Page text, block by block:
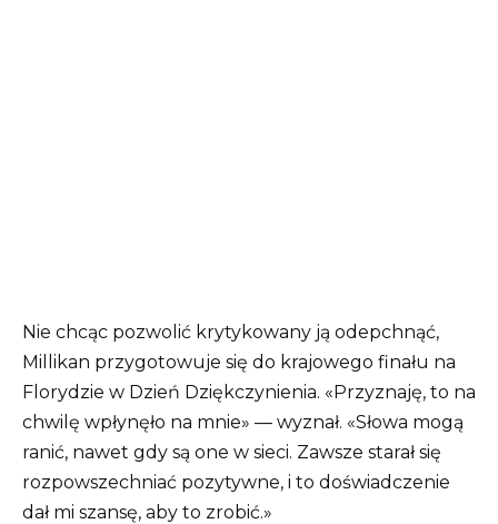
Nie chcąc pozwolić krytykowany ją odepchnąć,
Millikan przygotowuje się do krajowego finału na
Florydzie w Dzień Dziękczynienia. «Przyznaję, to na
chwilę wpłynęło na mnie» — wyznał. «Słowa mogą
ranić, nawet gdy są one w sieci. Zawsze starał się
rozpowszechniać pozytywne, i to doświadczenie
dał mi szansę, aby to zrobić.»